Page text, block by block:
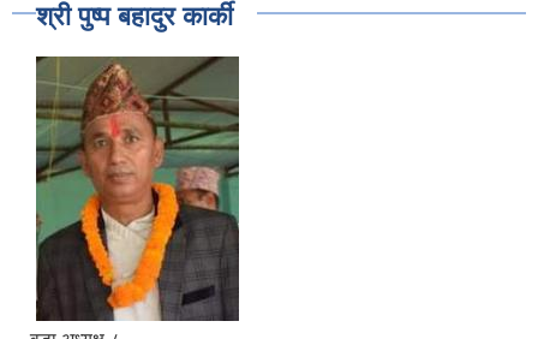
श्री पुष्प बहादुर कार्की